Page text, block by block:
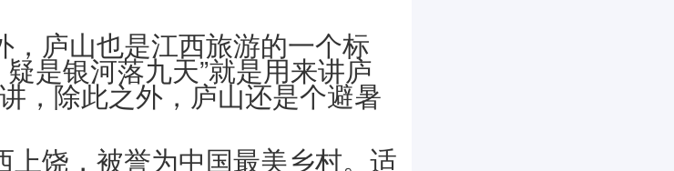
，庐山也是江西旅游的一个标
是银河落九天”就是用来讲庐
，除此之外，庐山还是个避暑
上饶，被誉为中国最美乡村。适